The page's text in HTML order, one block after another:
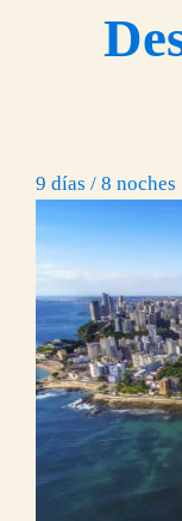
9 días / 8 noches